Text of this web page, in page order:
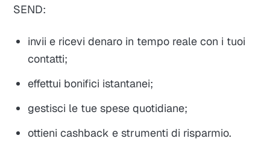
SEND:
invii e ricevi denaro in tempo reale con i tuoi
contatti;
effettui bonifici istantanei;
gestisci le tue spese quotidiane;
ottieni cashback e strumenti di risparmio.